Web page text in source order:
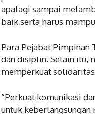
apalagi sampai
baik serta harus
Para Pejabat Pimpinan
dan disiplin. Selain itu,
memperkuat
“Perkuat komunikasi
untuk